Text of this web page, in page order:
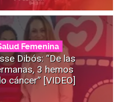
Femenina
Dibós: “De las
3 hemos
cáncer” [VIDEO]